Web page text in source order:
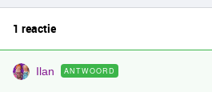
1 reactie
Ilan ANTWOORD